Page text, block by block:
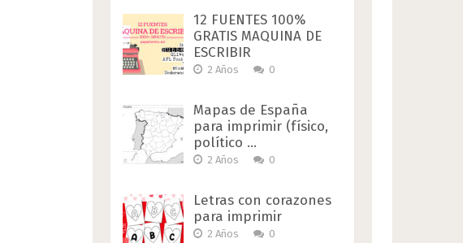
12 FUENTES 100%
GRATIS MAQUINA DE
ESCRIBIR
2 Años 0
Mapas de España
para imprimir (físico,
político …
2 Años 0
Letras con corazones
para imprimir
2 Años 0